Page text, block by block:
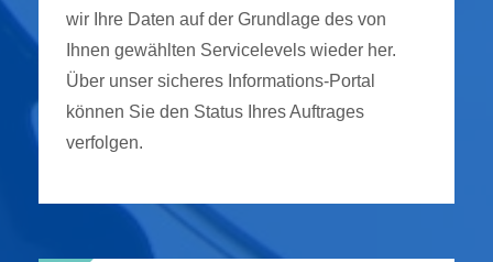
wir Ihre Daten auf der Grundlage des von
Ihnen gewählten Servicelevels wieder her.
Über unser sicheres Informations-Portal
können Sie den Status Ihres Auftrages
verfolgen.